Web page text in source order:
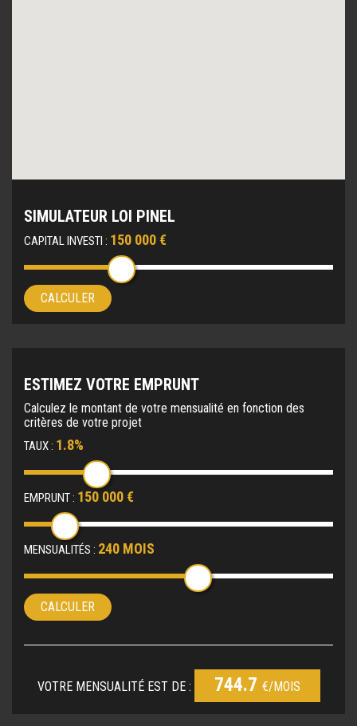
SIMULATEUR LOI PINEL
CAPITAL INVESTI : 150 000 €
CALCULER
ESTIMEZ VOTRE EMPRUNT
Calculez le montant de votre mensualité en fonction des
critères de votre projet
TAUX : 1.8%
EMPRUNT : 150 000 €
MENSUALITÉS : 240 MOIS
CALCULER
VOTRE MENSUALITÉ EST DE : 744.7 €/MOIS